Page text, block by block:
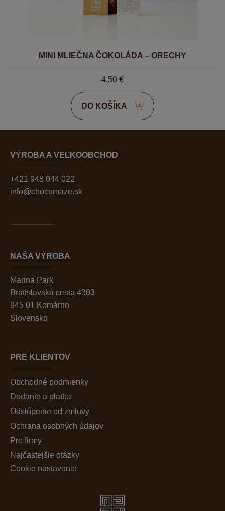
MINI MLIEČNA ČOKOLÁDA – ORECHY
4,50 €
DO KOŠÍKA
VÝROBA A VEĽKOOBCHOD
+421 948 044 022
info@chocomaze.sk
NAŠA VÝROBA
Marina Park
Bratislavská cesta 4303
945 01 Komárno
Slovensko
PRE KLIENTOV
Obchodné podmienky
Dodanie a platba
Odstúpenie od zmluvy
Ochrana osobných údajov
Pre firmy
Najčastejšie otázky
Cookie nastavenie